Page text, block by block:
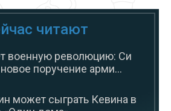
читают
военную революцию: Си
поручение арми...
может сыграть Кевина в